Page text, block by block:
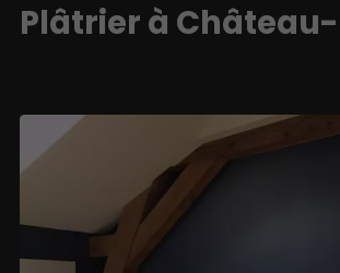
Plâtrier à